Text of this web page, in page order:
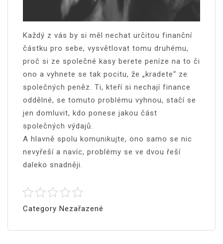
Každý z vás by si měl nechat určitou finanční
částku pro sebe, vysvětlovat tomu druhému,
proč si ze společné kasy berete peníze na to či
ono a vyhnete se tak pocitu, že „kradete“ ze
společných peněz. Ti, kteří si nechají finance
oddělné, se tomuto problému vyhnou, stačí se
jen domluvit, kdo ponese jakou část
společných výdajů.
A hlavně spolu komunikujte, ono samo se nic
nevyřeší a navíc, problémy se ve dvou řeší
daleko snadněji.
Category Nezařazené